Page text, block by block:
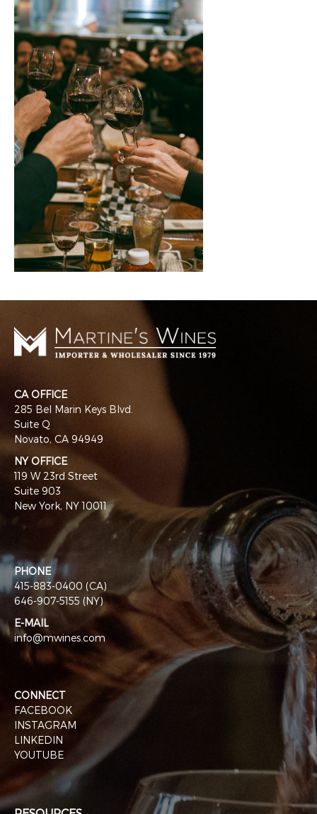
CA OFFICE
285 Bel Marin Keys Blvd.
Suite Q
Novato, CA 94949
NY OFFICE
119 W 23rd Street
Suite 903
New York, NY 10011
PHONE
415-883-0400 (CA)
646-907-5155 (NY)
E-MAIL
info@mwines.com
CONNECT
FACEBOOK
INSTAGRAM
LINKEDIN
YOUTUBE